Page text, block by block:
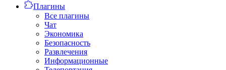
Плагины
Все плагины
Чат
Экономика
Безопасность
Развлечения
Информационные